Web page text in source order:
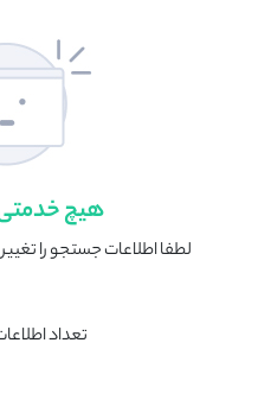
هیچ
لطفا اطلاعات جستجو را
تعداد